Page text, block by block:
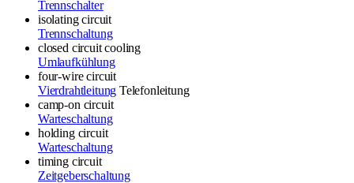
Trennschalter
isolating circuit
Trennschaltung
closed circuit cooling
Umlaufkühlung
four-wire circuit
Vierdrahtleitung Telefonleitung
camp-on circuit
Warteschaltung
holding circuit
Warteschaltung
timing circuit
Zeitgeberschaltung